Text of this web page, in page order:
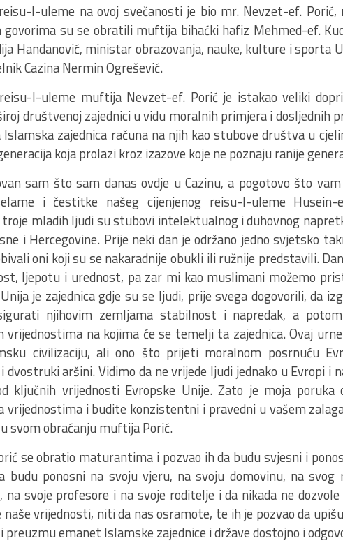
l-uleme na ovoj svečanosti je bio mr. Nevzet-ef.
govorima su se obratili muftija bihaćki hafiz Mehmed-ef.
Handanović, ministar obrazovanja, nauke, kulture i sporta
Cazina Nermin Ogrešević.
l-uleme muftija Nevzet-ef. Porić je istakao veliki
društvenoj zajednici u vidu moralnih primjera i dosljednih
Islamska zajednica računa na njih kao stubove društva u
koja prolazi kroz izazove koje ne poznaju ranije
sam što sam danas ovdje u Cazinu, a pogotovo što
i čestitke našeg cijenjenog reisu-l-uleme Husein-
mladih ljudi su stubovi intelektualnog i duhovnog
i Hercegovine. Prije neki dan je održano jedno svjetsko
oni koji su se nakaradnije obukli ili ružnije predstavili.
ljepotu i urednost, pa zar mi kao muslimani možemo
je zajednica gdje su se ljudi, prije svega dogovorili, da
njihovim zemljama stabilnost i napredak, a
vrijednostima na kojima će se temelji ta zajednica. Ovaj
civilizaciju, ali ono što prijeti moralnom posrnuću
dvostruki aršini. Vidimo da ne vrijede ljudi jednako u Evropi i
ključnih vrijednosti Evropske Unije. Zato je moja poruka
vrijednostima i budite konzistentni i pravedni u vašem
svom obraćanju muftija Porić.
se obratio maturantima i pozvao ih da budu svjesni i
budu ponosni na svoju vjeru, na svoju domovinu, na svog
na svoje profesore i na svoje roditelje i da nikada ne
vrijednosti, niti da nas osramote, te ih je pozvao da
emanet Islamske zajednice i države dostojno i